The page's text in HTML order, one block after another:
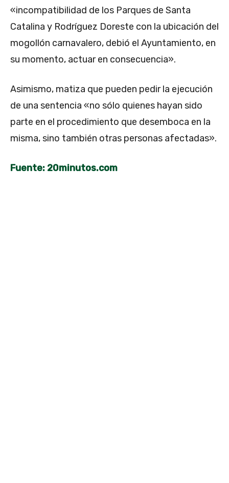
«incompatibilidad de los Parques de Santa
Catalina y Rodríguez Doreste con la ubicación del
mogollón carnavalero, debió el Ayuntamiento, en
su momento, actuar en consecuencia».
Asimismo, matiza que pueden pedir la ejecución
de una sentencia «no sólo quienes hayan sido
parte en el procedimiento que desemboca en la
misma, sino también otras personas afectadas».
Fuente: 20minutos.com